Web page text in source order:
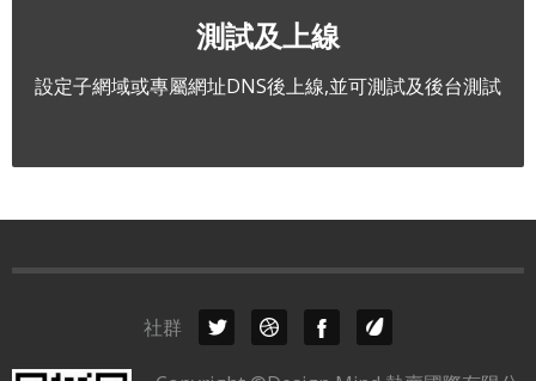
測試及上線
設定子網域或專屬網址DNS後上線,並可測試及後台測試
社群